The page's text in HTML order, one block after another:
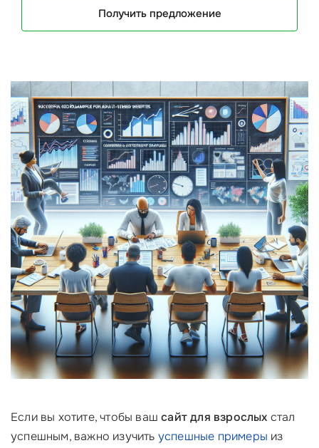
Получить предложение
Если вы хотите, чтобы вашсайт для взрослых стал
успешным, важно изучить успешные примеры из